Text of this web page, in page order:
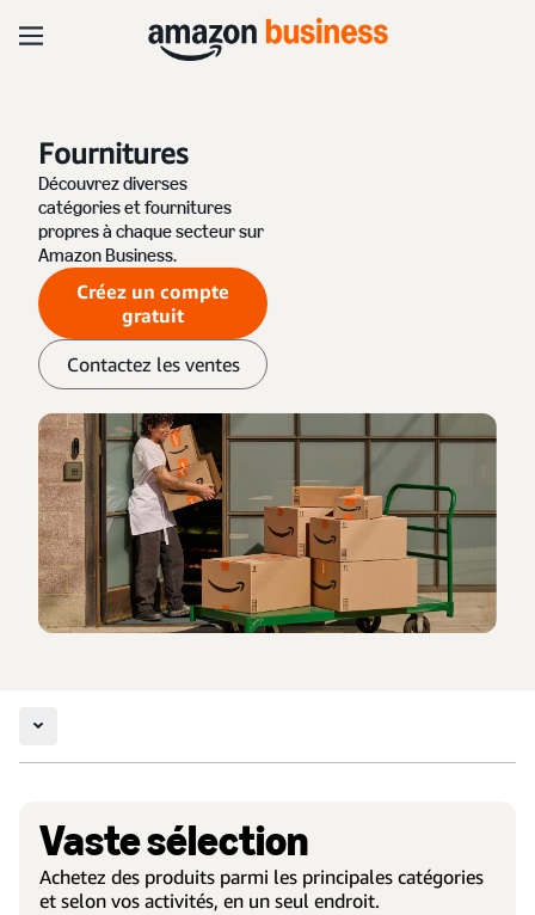
Fournitures
Découvrez diverses
catégories et fournitures
propres à chaque secteur sur
Amazon Business.
Créez un compte
gratuit
Contactez les ventes
Vaste sélection
Achetez des produits parmi les principales catégories
et selon vos activités, en un seul endroit.